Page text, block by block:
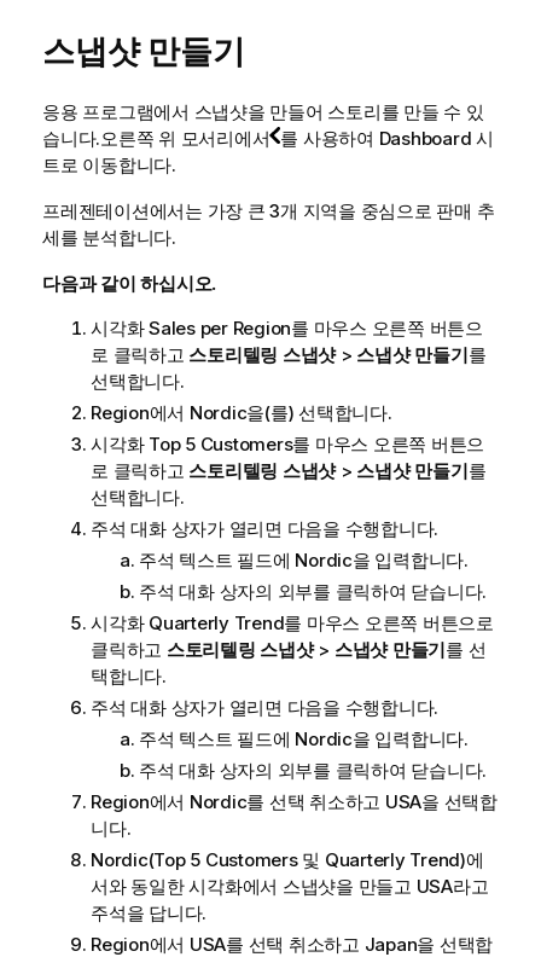
스냅샷 만들기
응용 프로그램에서 스냅샷을 만들어 스토리를 만들 수 있
습니다.오른쪽 위 모서리에서 를 사용하여 Dashboard 시
트로 이동합니다.
프레젠테이션에서는 가장 큰 3개 지역을 중심으로 판매 추
세를 분석합니다.
다음과 같이 하십시오.
시각화Sales per Region를 마우스 오른쪽 버튼으
로 클릭하고 스토리텔링 스냅샷> 스냅샷 만들기를
선택합니다.
Region에서 Nordic을(를) 선택합니다.
시각화 Top 5 Customers를 마우스 오른쪽 버튼으
로 클릭하고 스토리텔링 스냅샷> 스냅샷 만들기를
선택합니다.
주석 대화 상자가 열리면 다음을 수행합니다.
주석 텍스트 필드에 Nordic을 입력합니다.
주석 대화 상자의 외부를 클릭하여 닫습니다.
시각화 Quarterly Trend를 마우스 오른쪽 버튼으로
클릭하고 스토리텔링 스냅샷> 스냅샷 만들기를 선
택합니다.
주석 대화 상자가 열리면 다음을 수행합니다.
주석 텍스트 필드에 Nordic을 입력합니다.
주석 대화 상자의 외부를 클릭하여 닫습니다.
Region에서 Nordic를 선택 취소하고 USA을 선택합
니다.
Nordic(Top 5 Customers및 Quarterly Trend)에
서와 동일한 시각화에서 스냅샷을 만들고 USA라고
주석을 답니다.
Region에서 USA를 선택 취소하고 Japan을 선택합